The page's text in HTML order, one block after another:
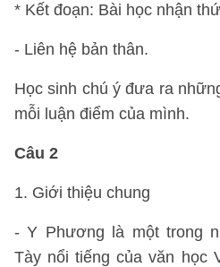
* Kết đoạn: Bài học nhận
- Liên hệ bản thân.
Học sinh chú ý đưa ra
mỗi luận điểm của mình.
Câu 2
1. Giới thiệu chung
- Y Phương là một trong
Tày nổi tiếng của văn học